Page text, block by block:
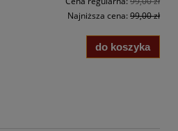
Najniższa cena: 99,00 zł
do koszyka